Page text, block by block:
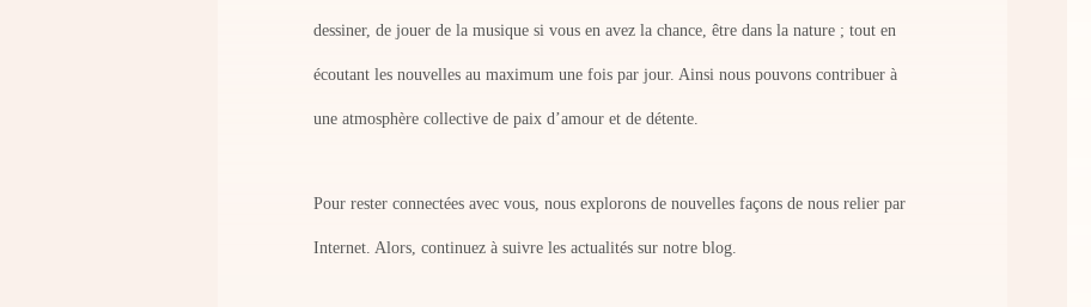
dessiner, de jouer de la musique si vous en avez la chance, être dans la nature ; tout en
écoutant les nouvelles au maximum une fois par jour. Ainsi nous pouvons contribuer à
une atmosphère collective de paix d’amour et de détente.
Pour rester connectées avec vous, nous explorons de nouvelles façons de nous relier par
Internet. Alors, continuez à suivre les actualités sur notre blog.